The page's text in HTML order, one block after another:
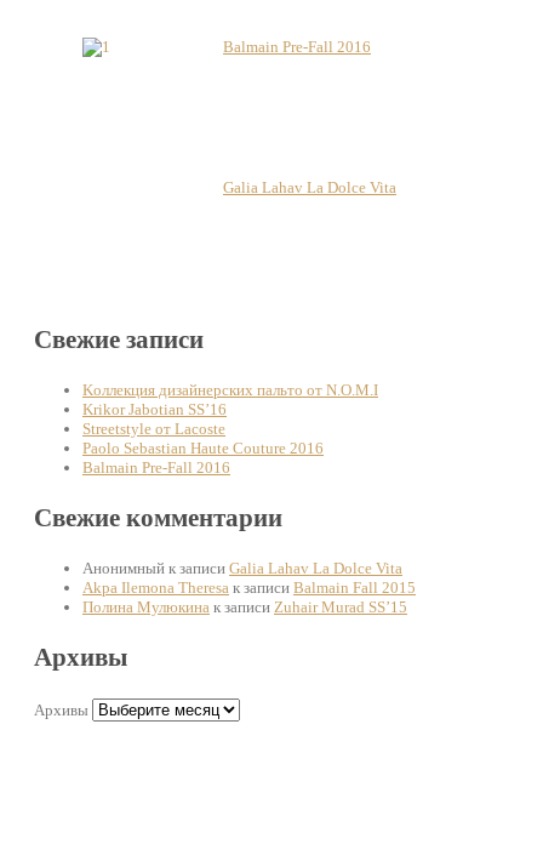
Balmain Pre-Fall 2016
Galia Lahav La Dolce Vita
Свежие записи
Kоллекция дизайнерских пальто от N.O.M.I
Krikor Jabotian SS’16
Streetstyle от Lacoste
Paolo Sebastian Haute Couture 2016
Balmain Pre-Fall 2016
Свежие комментарии
Анонимный к записи Galia Lahav La Dolce Vita
Akpa Ilemona Theresa к записи Balmain Fall 2015
Полина Мулюкина к записи Zuhair Murad SS’15
Архивы
Архивы